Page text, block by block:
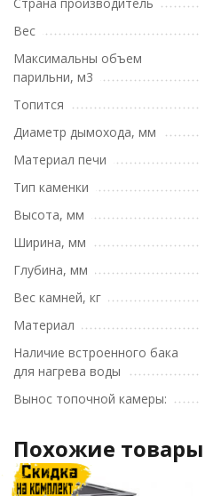
Вес
Максимальны объем
парильни, м3
Топится
Диаметр дымохода, мм
Материал печи
Тип каменки
Высота, мм
Ширина, мм
Глубина, мм
Вес камней, кг
Материал
Наличие встроенного бака
для нагрева воды
Вынос топочной камеры:
Похожие товары